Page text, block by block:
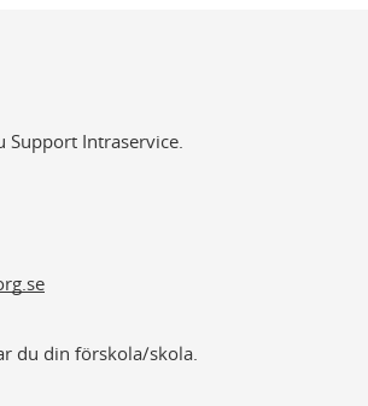
Support Intraservice.
du din förskola/skola.